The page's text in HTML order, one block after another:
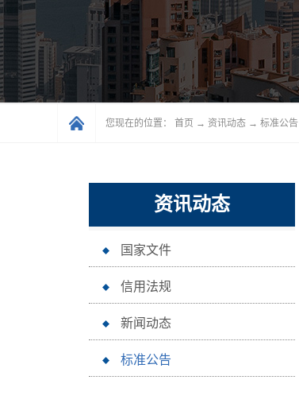
您现在的位置： 首页 → 资讯动态 → 标准公告
资讯动态
国家文件
信用法规
新闻动态
标准公告